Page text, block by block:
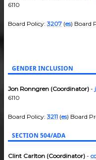
6110
Board Policy:3207 (es) Board
GENDER INCLUSION
Jon Ronngren (Coordinator) -
6110
Board Policy:3211 (es) Board
SECTION 504/ADA
Clint Carlton (Coordinator) -